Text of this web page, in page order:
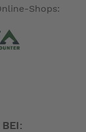
Shops:
BEI: